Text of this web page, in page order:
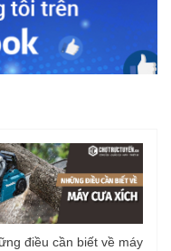
điều cần biết về máy